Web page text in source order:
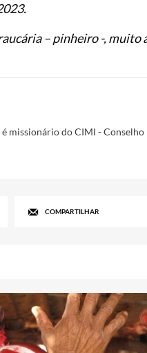
– pinheiro -, muito
missionário do CIMI -
COMPARTILHAR